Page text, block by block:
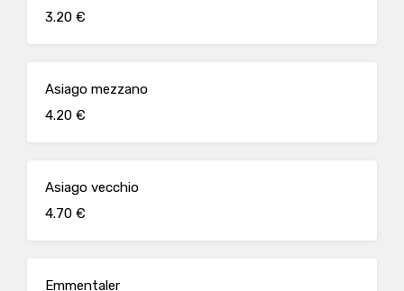
3.20 €
Asiago mezzano
4.20 €
Asiago vecchio
4.70 €
Emmentaler